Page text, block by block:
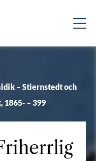
– Stiernstedt och
1865- – 399